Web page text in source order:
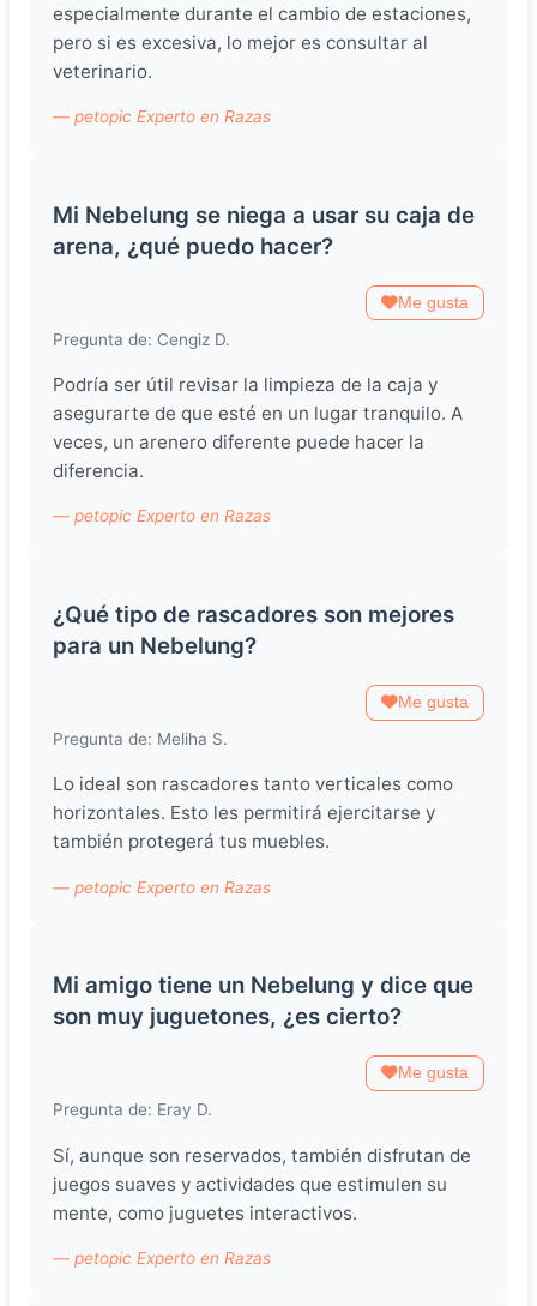
especialmente durante el cambio de estaciones,
pero si es excesiva, lo mejor es consultar al
veterinario.
— petopic Experto en Razas
Mi Nebelung se niega a usar su caja de
arena, ¿qué puedo hacer?
Me gusta
Pregunta de: Cengiz D.
Podría ser útil revisar la limpieza de la caja y
asegurarte de que esté en un lugar tranquilo. A
veces, un arenero diferente puede hacer la
diferencia.
— petopic Experto en Razas
¿Qué tipo de rascadores son mejores
para un Nebelung?
Me gusta
Pregunta de: Meliha S.
Lo ideal son rascadores tanto verticales como
horizontales. Esto les permitirá ejercitarse y
también protegerá tus muebles.
— petopic Experto en Razas
Mi amigo tiene un Nebelung y dice que
son muy juguetones, ¿es cierto?
Me gusta
Pregunta de: Eray D.
Sí, aunque son reservados, también disfrutan de
juegos suaves y actividades que estimulen su
mente, como juguetes interactivos.
— petopic Experto en Razas